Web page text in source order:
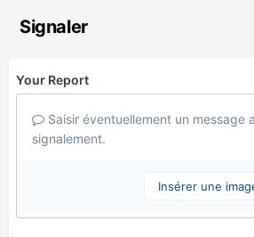
Signaler
Your Report
Saisir éventuellement un message
signalement.
Insérer une